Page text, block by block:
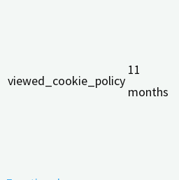
viewed_cookie_policy
11
months